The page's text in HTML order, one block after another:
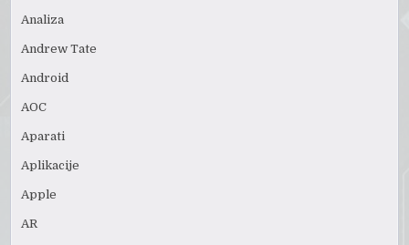
Analiza
Andrew Tate
Android
AOC
Aparati
Aplikacije
Apple
AR